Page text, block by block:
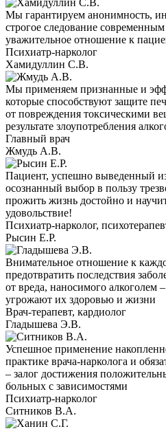
Мы гарантируем анонимность,
строгое следование
уважительное отношение к
Психиатр-нарколог
Хамидуллин С.В.
Мы применяем признанные и
которые способствуют защите
от повреждения токсическими
результате злоупотребления
Главный врач
Жмудь А.В.
Пациент, успешно выведенный
осознанный выбор в пользу
прожить жизнь достойно и
удовольствие!
Психиатр-нарколог,
Рысин Е.Р.
Внимательное отношение к
предотвратить последствия
от вреда, наносимого алкоголем
угрожают их здоровью и жизни
Врач-терапевт, кардиолог
Гладышева Э.В.
Успешное применение
практике врача-нарколога и
– залог достижения
больных с зависимостями
Психиатр-нарколог
Ситников В.А.